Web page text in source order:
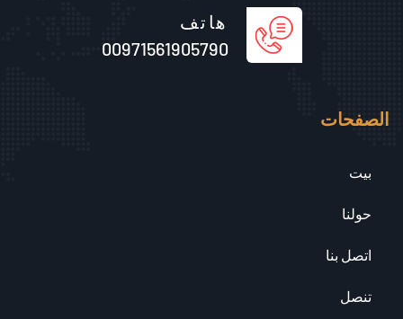
هاتف
00971561905790
الصفحات
بيت
حولنا
اتصل بنا
تنصل